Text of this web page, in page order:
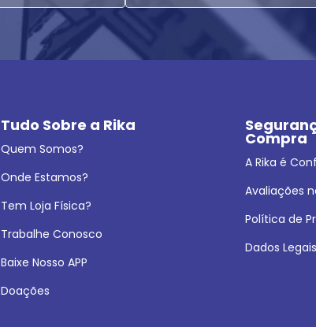
Tudo Sobre a Rika
Quem Somos?
Onde Estamos?
Tem Loja Física?
Trabalhe Conosco
Baixe Nosso APP
Doações
Compra
A Rika é
Avaliações
Política de
Dados Legais